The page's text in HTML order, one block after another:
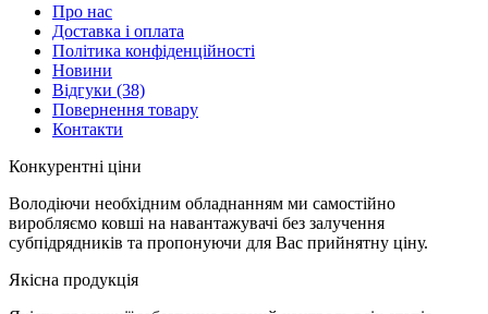
Про нас
Доставка і оплата
Політика конфіденційності
Новини
Відгуки (38)
Повернення товару
Контакти
Конкурентні ціни
Володіючи необхідним обладнанням ми самостійно
виробляємо ковші на навантажувачі без залучення
субпідрядників та пропонуючи для Вас прийнятну ціну.
Якісна продукція